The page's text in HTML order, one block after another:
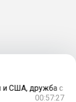
США, дружба с
00:57:27